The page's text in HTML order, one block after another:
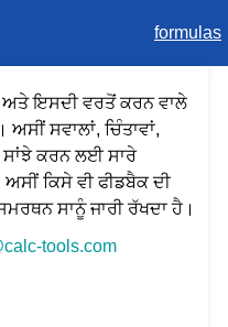
formulas
ਇਸਦੀ ਵਰਤੋਂ ਕਰਨ ਵਾਲੇ
ਸਵਾਲਾਂ, ਚਿੰਤਾਵਾਂ,
ਸਾਂਝੇ ਕਰਨ ਲਈ ਸਾਰੇ
ਕਿਸੇ ਵੀ ਫੀਡਬੈਕ ਦੀ
ਸਾਨੂੰ ਜਾਰੀ ਰੱਖਦਾ ਹੈ।
tools.com